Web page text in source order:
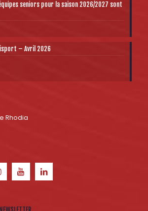
seniors pour la saison 2026/2027 sont
– Avril 2026
Rhodia